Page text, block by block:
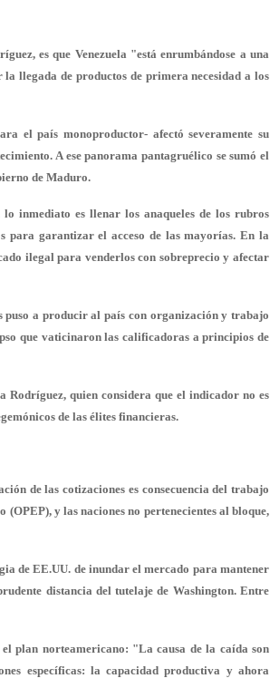
es que Venezuela "está enrumbándose a una
llegada de productos de primera necesidad a los
el país monoproductor- afectó severamente su
A ese panorama pantagruélico se sumó el
de Maduro.
inmediato es llenar los anaqueles de los rubros
para garantizar el acceso de las mayorías. En la
ilegal para venderlos con sobreprecio y afectar
puso a producir al país con organización y trabajo
que vaticinaron las calificadoras a principios de
quien considera que el indicador no es
de las élites financieras.
de las cotizaciones es consecuencia del trabajo
y las naciones no pertenecientes al bloque,
de EE.UU. de inundar el mercado para mantener
distancia del tutelaje de Washington. Entre
plan norteamericano: "La causa de la caída son
específicas: la capacidad productiva y ahora